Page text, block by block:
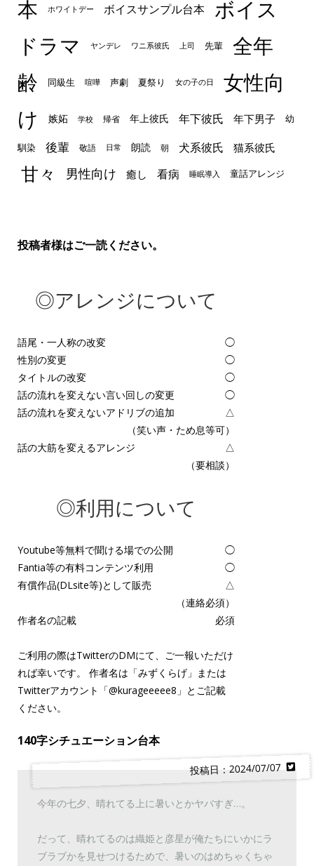
本
ホワイトデー ボイスサンプル台本
ボイス
ドラマ
ヤンデレ ワニ系彼氏 上司 先輩
全年
齢
同級生 喧嘩 声劇 夏祭り 女の子の日
女性向
け
嫉妬 学校 帰省 年上彼氏 年下彼氏 年下男子 幼
馴染 後輩 敬語 日常 朗読 朝 犬系彼氏 猫系彼氏
甘々 男性向け 癒し 看病 睡眠導入 童話アレンジ
投稿者様はご一読ください。
◎アレンジについて
語尾・一人称の改変
◯
性別の変更
◯
タイトルの改変
◯
話の流れを変えない言い回しの変更
◯
話の流れを変えないアドリブの追加
△
（笑い声・ため息等可）
話の大筋を変えるアレンジ
△
（要相談）
◎利用について
Youtube等無料で聞ける場での公開
◯
Fantia等の有料コンテンツ利用
◯
有償作品(DLsite等)として販売
△
（連絡必須）
作者名の記載
必須
ご利用の際はTwitterのDMにて、ご一報いただけ
れば幸いです。 作者名は「みずくらげ」または
Twitterアカウント「@kurageeeee8 」とご記載
ください。
140字シチュエーション台本
投稿日：2024/07/07
今年の七夕、晴れてる上に暑いとかヤバすぎ…。
だって、晴れてるのは織姫と彦星が俺たちにいかにラ
ブラブかを見せつけるためで、暑いのはめちゃくちゃ